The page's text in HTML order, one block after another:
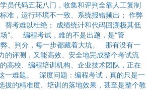
员代码五花八门，收集和评判全靠人工复制
准，运行环境不一致、系统报错频出； 作弊
替考难以杜绝； 成绩统计和代码回溯极其低
”。 编程考试，难的不是出题，是“管
、判分，每一步都藏着大坑。 那有没有一
的评测，又能高效、安全地完成整个考试流
高校、编程培训机构、企业技术团队，正在
一难题。 深度问题：编程考试，真的只是一
拔的精准度、培训的落地效果，甚至是整个教